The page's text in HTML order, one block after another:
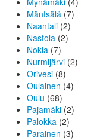
Mäntsälä (7)
Naantali (2)
Nastola (2)
Nokia (7)
Nurmijärvi (2)
Orivesi (8)
Oulainen (4)
Oulu (68)
Pajamäki (2)
Palokka (2)
Parainen (3)